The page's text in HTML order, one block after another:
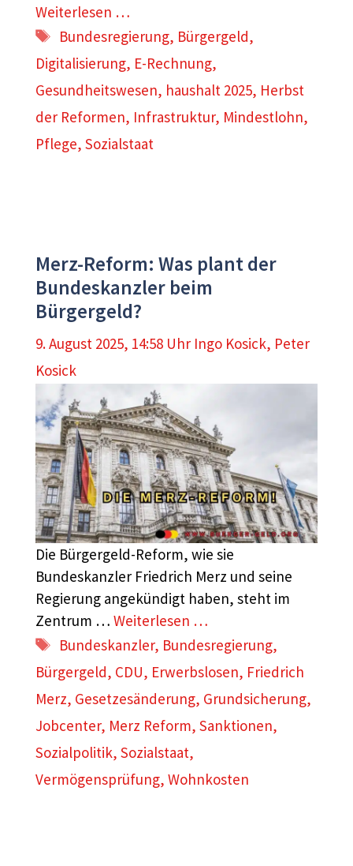
Weiterlesen …
Schlagwörter
Bundesregierung, Bürgergeld,
Digitalisierung, E-Rechnung,
Gesundheitswesen, haushalt 2025, Herbst
der Reformen, Infrastruktur, Mindestlohn,
Pflege, Sozialstaat
Merz-Reform: Was plant der
Bundeskanzler beim
Bürgergeld?
9. August 2025, 14:58 Uhr Ingo Kosick, Peter
Kosick
Die Bürgergeld-Reform, wie sie
Bundeskanzler Friedrich Merz und seine
Regierung angekündigt haben, steht im
Zentrum … Weiterlesen …
Schlagwörter
Bundeskanzler, Bundesregierung,
Bürgergeld, CDU, Erwerbslosen, Friedrich
Merz, Gesetzesänderung, Grundsicherung,
Jobcenter, Merz Reform, Sanktionen,
Sozialpolitik, Sozialstaat,
Vermögensprüfung, Wohnkosten